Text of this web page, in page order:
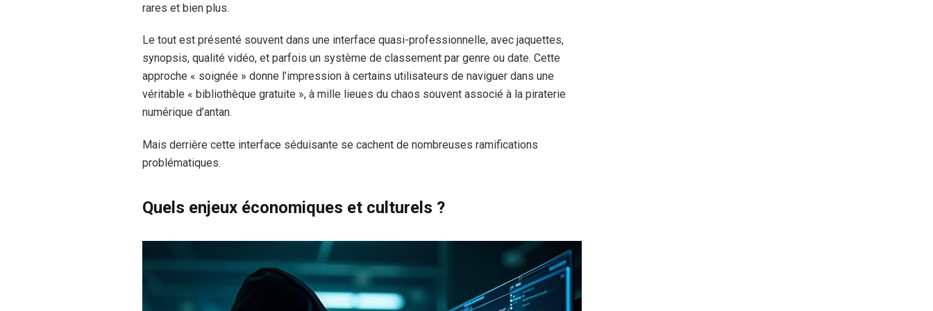
rares et bien plus.
Le tout est présenté souvent dans une interface quasi-professionnelle, avec jaquettes,
synopsis, qualité vidéo, et parfois un système de classement par genre ou date. Cette
approche « soignée » donne l’impression à certains utilisateurs de naviguer dans une
véritable « bibliothèque gratuite », à mille lieues du chaos souvent associé à la piraterie
numérique d’antan.
Mais derrière cette interface séduisante se cachent de nombreuses ramifications
problématiques.
Quels enjeux économiques et culturels ?